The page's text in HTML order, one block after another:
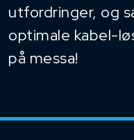
utfordringer, og
optimale kabel-
på messa!